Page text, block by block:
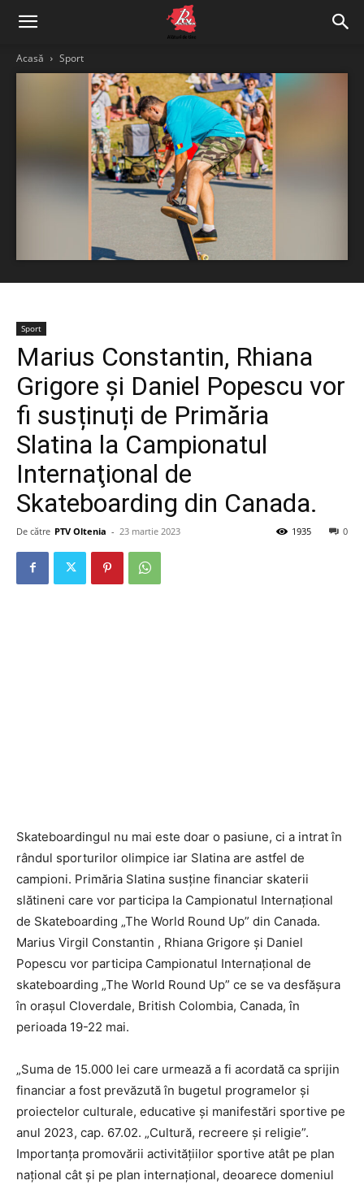
Acasă Sport
Sport
Marius Constantin, Rhiana
Grigore și Daniel Popescu vor
fi susținuți de Primăria
Slatina la Campionatul
Internaţional de
Skateboarding din Canada.
De către PTV Oltenia - 23 martie 2023 0
1935
Skateboardingul nu mai este doar o pasiune, ci a intrat în
rândul sporturilor olimpice iar Slatina are astfel de
campioni. Primăria Slatina susține financiar skaterii
slătineni care vor participa la Campionatul Internaţional
de Skateboarding „The World Round Up” din Canada.
Marius Virgil Constantin , Rhiana Grigore și Daniel
Popescu vor participa Campionatul Internațional de
skateboarding „The World Round Up” ce se va desfășura
în orașul Cloverdale, British Colombia, Canada, în
perioada 19-22 mai.
„Suma de 15.000 lei care urmează a fi acordată ca sprijin
financiar a fost prevăzută în bugetul programelor și
proiectelor culturale, educative și manifestări sportive pe
anul 2023, cap. 67.02. „Cultură, recreere și religie”.
Importanța promovării activitățiilor sportive atât pe plan
național cât și pe plan internațional, deoarece domeniul